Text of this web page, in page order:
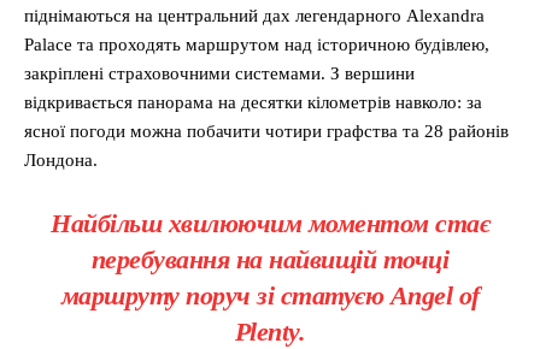
піднімаються на центральний дах легендарного Alexandra
Palace та проходять маршрутом над історичною будівлею,
закріплені страховочними системами. З вершини
відкривається панорама на десятки кілометрів навколо: за
ясної погоди можна побачити чотири графства та 28 районів
Лондона.
Найбільш хвилюючим моментом стає
перебування на найвищій точці
маршруту поруч зі статуєю Angel of
Plenty.